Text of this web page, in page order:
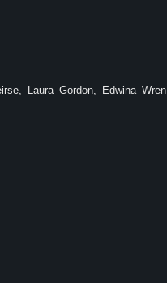
Laura Gordon, Edwina Wren,